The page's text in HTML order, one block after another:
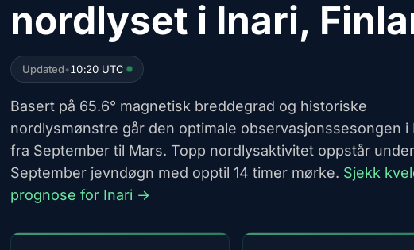
nordlyset i Inari,
Updated•10:20 UTC
Basert på 65.6° magnetisk breddegrad og historiske
nordlysmønstre går den optimale observasjonssesongen i
fra September til Mars. Topp nordlysaktivitet oppstår under
September jevndøgn med opptil 14 timer mørke. Sjekk
prognose for Inari →